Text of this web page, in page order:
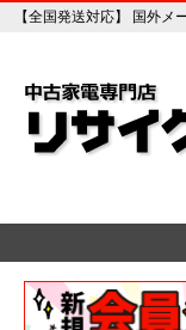
【全国発送対応】 国外